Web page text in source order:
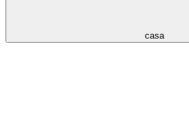
casa